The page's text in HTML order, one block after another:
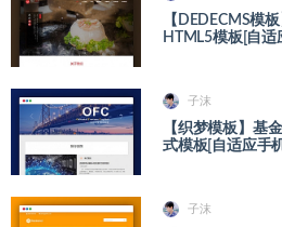
【DEDECMS模
HTML5模板[自适
子沫
【织梦模板】基
式模板[自适应手
子沫